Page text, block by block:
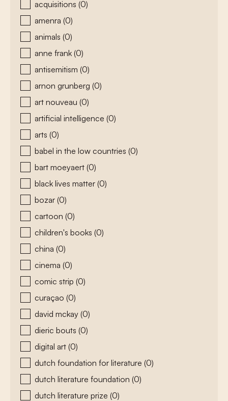
acquisitions (0)
amenra (0)
animals (0)
anne frank (0)
antisemitism (0)
arnon grunberg (0)
art nouveau (0)
artificial intelligence (0)
arts (0)
babel in the low countries (0)
bart moeyaert (0)
black lives matter (0)
bozar (0)
cartoon (0)
children's books (0)
china (0)
cinema (0)
comic strip (0)
curaçao (0)
david mckay (0)
dieric bouts (0)
digital art (0)
dutch foundation for literature (0)
dutch literature foundation (0)
dutch literature prize (0)